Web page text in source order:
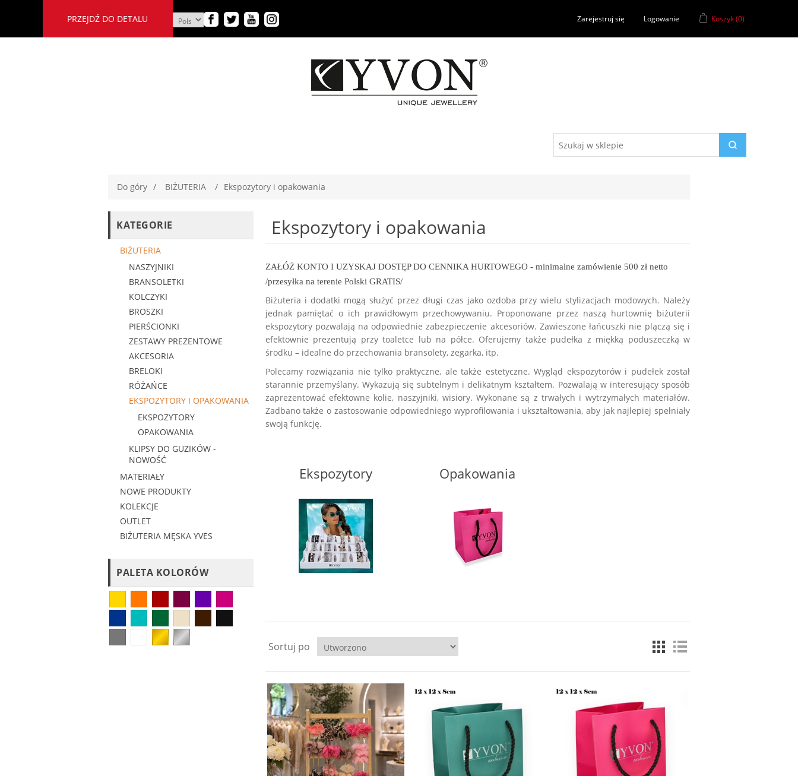
PRZEJDŹ DO DETALU Zarejestruj się Logowanie Koszyk(0)
Do góry / BIŻUTERIA / Ekspozytory i opakowania
KATEGORIE
BIŻUTERIA
NASZYJNIKI
BRANSOLETKI
KOLCZYKI
BROSZKI
PIERŚCIONKI
ZESTAWY PREZENTOWE
AKCESORIA
BRELOKI
RÓŻAŃCE
EKSPOZYTORY I OPAKOWANIA
EKSPOZYTORY
OPAKOWANIA
KLIPSY DO GUZIKÓW -
NOWOŚĆ
MATERIAŁY
NOWE PRODUKTY
KOLEKCJE
OUTLET
BIŻUTERIA MĘSKA YVES
PALETA KOLORÓW
Ekspozytory i opakowania
ZAŁÓŻ KONTO I UZYSKAJ DOSTĘP DO CENNIKA HURTOWEGO - minimalne zamówienie 500 zł netto
/przesyłka na terenie Polski GRATIS/
Biżuteria i dodatki mogą służyć przez długi czas jako ozdoba przy wielu stylizacjach modowych. Należy
jednak pamiętać o ich prawidłowym przechowywaniu. Proponowane przez naszą hurtownię biżuterii
ekspozytory pozwalają na odpowiednie zabezpieczenie akcesoriów. Zawieszone łańcuszki nie plączą się i
efektownie prezentują przy toaletce lub na półce. Oferujemy także pudełka z miękką poduszeczką w
środku – idealne do przechowania bransolety, zegarka, itp.
Polecamy rozwiązania nie tylko praktyczne, ale także estetyczne. Wygląd ekspozytorów i pudełek został
starannie przemyślany. Wykazują się subtelnym i delikatnym kształtem. Pozwalają w interesujący sposób
zaprezentować efektowne kolie, naszyjniki, wisiory. Wykonane są z trwałych i wytrzymałych materiałów.
Zadbano także o zastosowanie odpowiedniego wyprofilowania i ukształtowania, aby jak najlepiej spełniały
swoją funkcję.
Ekspozytory Opakowania
Sortuj po